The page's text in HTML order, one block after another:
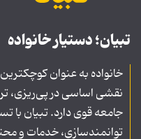
تبیان؛ دستیار خانواده
خانواده به عنوان
نقشی اساسی در پی‌ریزی،
جامعه قوی دارد. تبیان با
توانمندسازی، خدمات و